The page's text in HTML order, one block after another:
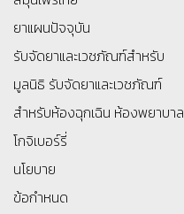
ยาแผนปัจจุบัน
รับจัดยาและเวชภัณฑ์สำหรับ
มูลนิธิ รับจัดยาและเวชภัณฑ์
สำหรับห้องฉุกเฉิน ห้องพยาบาล
โกจิเบอร์รี่
นโยบาย
ข้อกำหนด